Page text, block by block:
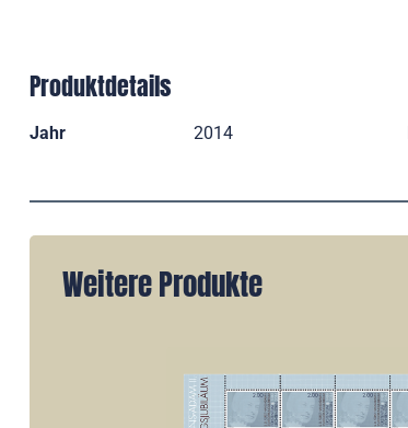
Produktdetails
Jahr 2014
Weitere Produkte